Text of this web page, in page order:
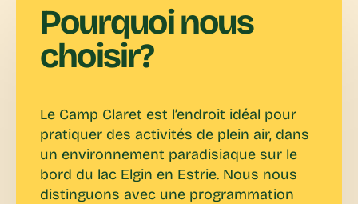
Pourquoi nous
choisir?
Le Camp Claret est l’endroit idéal pour
pratiquer des activités de plein air, dans
un environnement paradisiaque sur le
bord du lac Elgin en Estrie. Nous nous
distinguons avec une programmation